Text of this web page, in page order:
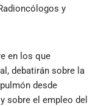
y
en los que
debatirán sobre la
desde
sobre el empleo del